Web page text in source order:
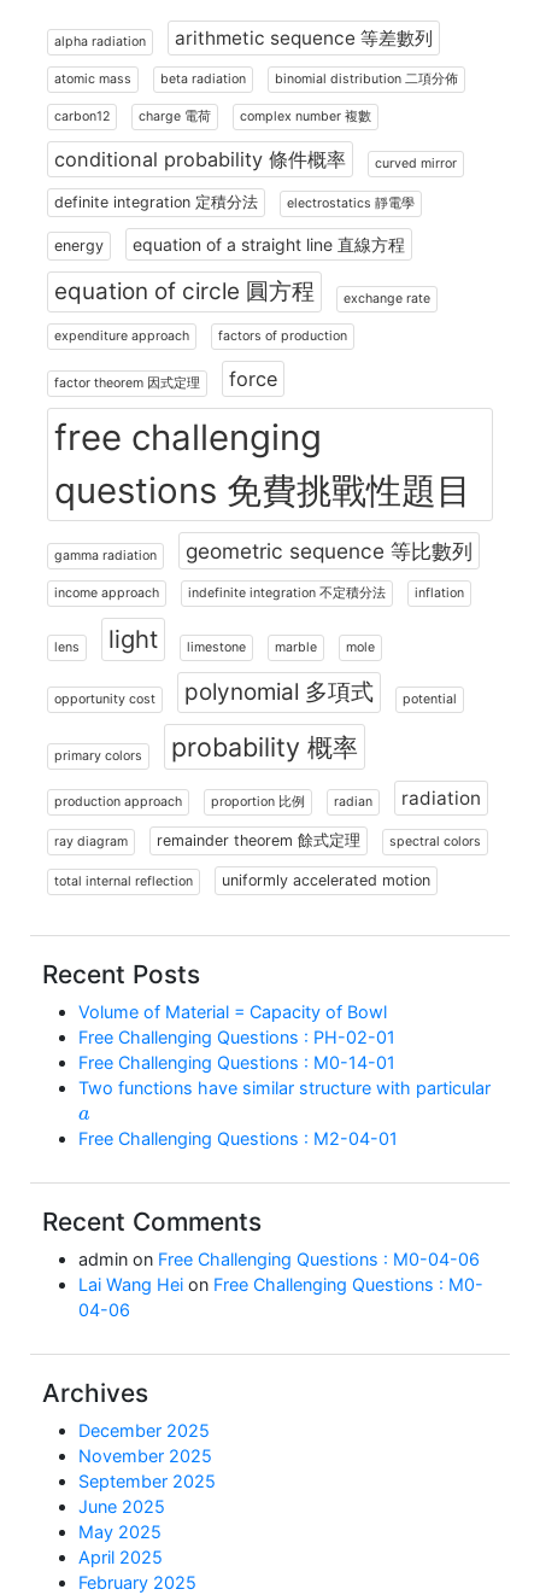
alpha radiation arithmetic sequence 等差數列
atomic mass beta radiation binomial distribution 二項分佈
carbon12 charge 電荷 complex number 複數
conditional probability 條件概率 curved mirror
definite integration 定積分法 electrostatics 靜電學
energy equation of a straight line 直線方程
equation of circle 圓方程 exchange rate
expenditure approach factors of production
factor theorem 因式定理 force
free challenging
questions 免費挑戰性題目
gamma radiation geometric sequence 等比數列
income approach indefinite integration 不定積分法 inflation
lens light limestone marble mole
opportunity cost polynomial 多項式 potential
primary colors probability 概率
production approach proportion 比例 radian radiation
ray diagram remainder theorem 餘式定理 spectral colors
total internal reflection uniformly accelerated motion
Recent Posts
Volume of Material = Capacity of Bowl
Free Challenging Questions : PH-02-01
Free Challenging Questions : M0-14-01
Two functions have similar structure with particular
a
Free Challenging Questions : M2-04-01
Recent Comments
admin on Free Challenging Questions : M0-04-06
Lai Wang Hei on Free Challenging Questions : M0-
04-06
Archives
December 2025
November 2025
September 2025
June 2025
May 2025
April 2025
February 2025